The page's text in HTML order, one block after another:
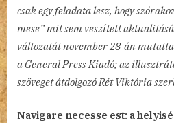
csak egy feladata lesz, hogy
mese” mit sem veszített
változatát november 28-án
a General Press Kiadó; az
szöveget átdolgozó Rét Viktória
Navigare necesse est: a